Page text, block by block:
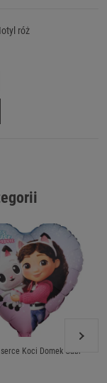
róż
Koci Domek Gabi